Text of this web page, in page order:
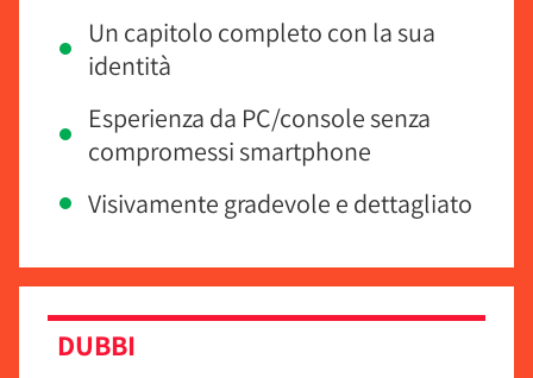
Un capitolo completo con la sua
identità
Esperienza da PC/console senza
compromessi smartphone
Visivamente gradevole e dettagliato
DUBBI